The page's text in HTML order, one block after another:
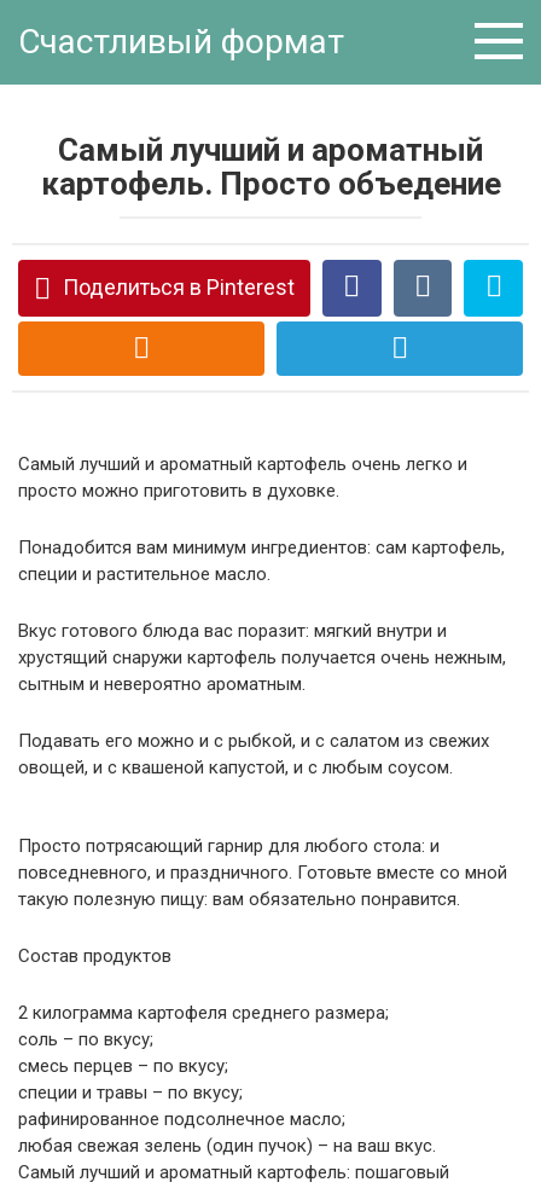
Счастливый формат
Самый лучший и ароматный
картофель. Просто объедение
Поделиться в Pinterest
Самый лучший и ароматный картофель очень легко и
просто можно приготовить в духовке.
Понадобится вам минимум ингредиентов: сам картофель,
специи и растительное масло.
Вкус готового блюда вас поразит: мягкий внутри и
хрустящий снаружи картофель получается очень нежным,
сытным и невероятно ароматным.
Подавать его можно и с рыбкой, и с салатом из свежих
овощей, и с квашеной капустой, и с любым соусом.
Просто потрясающий гарнир для любого стола: и
повседневного, и праздничного. Готовьте вместе со мной
такую полезную пищу: вам обязательно понравится.
Состав продуктов
2 килограмма картофеля среднего размера;
соль – по вкусу;
смесь перцев – по вкусу;
специи и травы – по вкусу;
рафинированное подсолнечное масло;
любая свежая зелень (один пучок) – на ваш вкус.
Самый лучший и ароматный картофель: пошаговый